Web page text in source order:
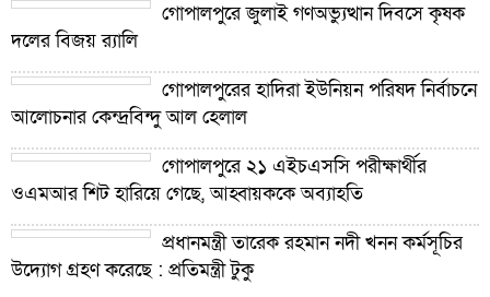
গোপালপুরে জুলাই গণঅভ্যুত্থান দিবসে কৃষক
দলের বিজয় র‍্যালি
গোপালপুরের হাদিরা ইউনিয়ন পরিষদ নির্বাচনে
আলোচনার কেন্দ্রবিন্দু আল হেলাল
গোপালপুরে ২১ এইচএসসি পরীক্ষার্থীর
ওএমআর শিট হারিয়ে গেছে, আহ্বায়ককে অব্যাহতি
প্রধানমন্ত্রী তারেক রহমান নদী খনন কর্মসূচির
উদ্যোগ গ্রহণ করেছে : প্রতিমন্ত্রী টুকু